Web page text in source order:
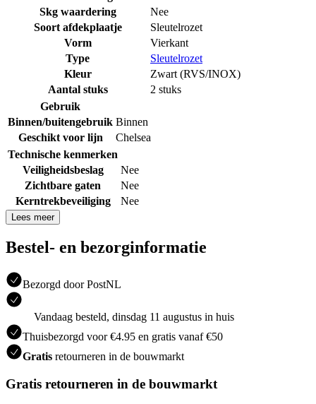
Skg waardering
Nee
Soort afdekplaatje
Sleutelrozet
Vorm
Vierkant
Type
Sleutelrozet
Kleur
Zwart (RVS/INOX)
Aantal stuks
2 stuks
Gebruik
Binnen/buitengebruik Binnen
Geschikt voor lijn
Chelsea
Technische kenmerken
Veiligheidsbeslag
Nee
Zichtbare gaten
Nee
Kerntrekbeveiliging
Nee
Lees meer
Bestel- en bezorginformatie
Bezorgd door PostNL
Vandaag besteld, dinsdag 11 augustus in huis
Thuisbezorgd voor €4.95 en gratis vanaf €50
Gratis retourneren in de bouwmarkt
Gratis retourneren in de bouwmarkt